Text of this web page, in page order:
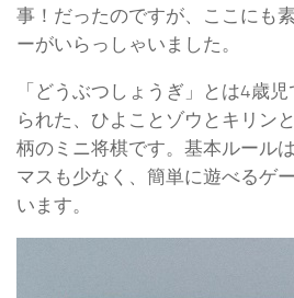
事！だったのですが、ここにも
ーがいらっしゃいました。
「どうぶつしょうぎ」とは4歳
られた、ひよことゾウとキリン
柄のミニ将棋です。基本ルール
マスも少なく、簡単に遊べるゲ
います。